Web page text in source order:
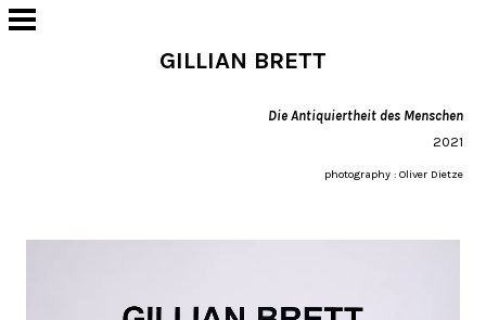
GILLIAN BRETT
Die Antiquiertheit des Menschen
2021
photography : Oliver Dietze